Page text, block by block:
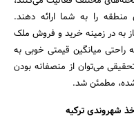
را به شما ارائه دهند.
به در زمینه خرید و فروش ملک
راحتی میانگین قیمتی خوبی به
می‌توان از منصفانه بودن
مطمئن شد.
شهروندی ترکیه